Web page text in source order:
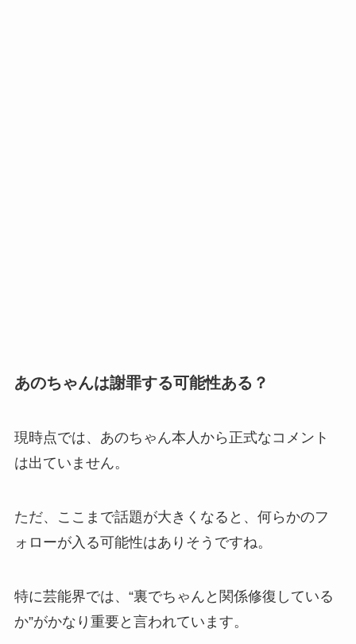
あのちゃんは謝罪する可能性ある？
現時点では、あのちゃん本人から正式なコメント
は出ていません。
ただ、ここまで話題が大きくなると、何らかのフ
ォローが入る可能性はありそうですね。
特に芸能界では、“裏でちゃんと関係修復している
か”がかなり重要と言われています。